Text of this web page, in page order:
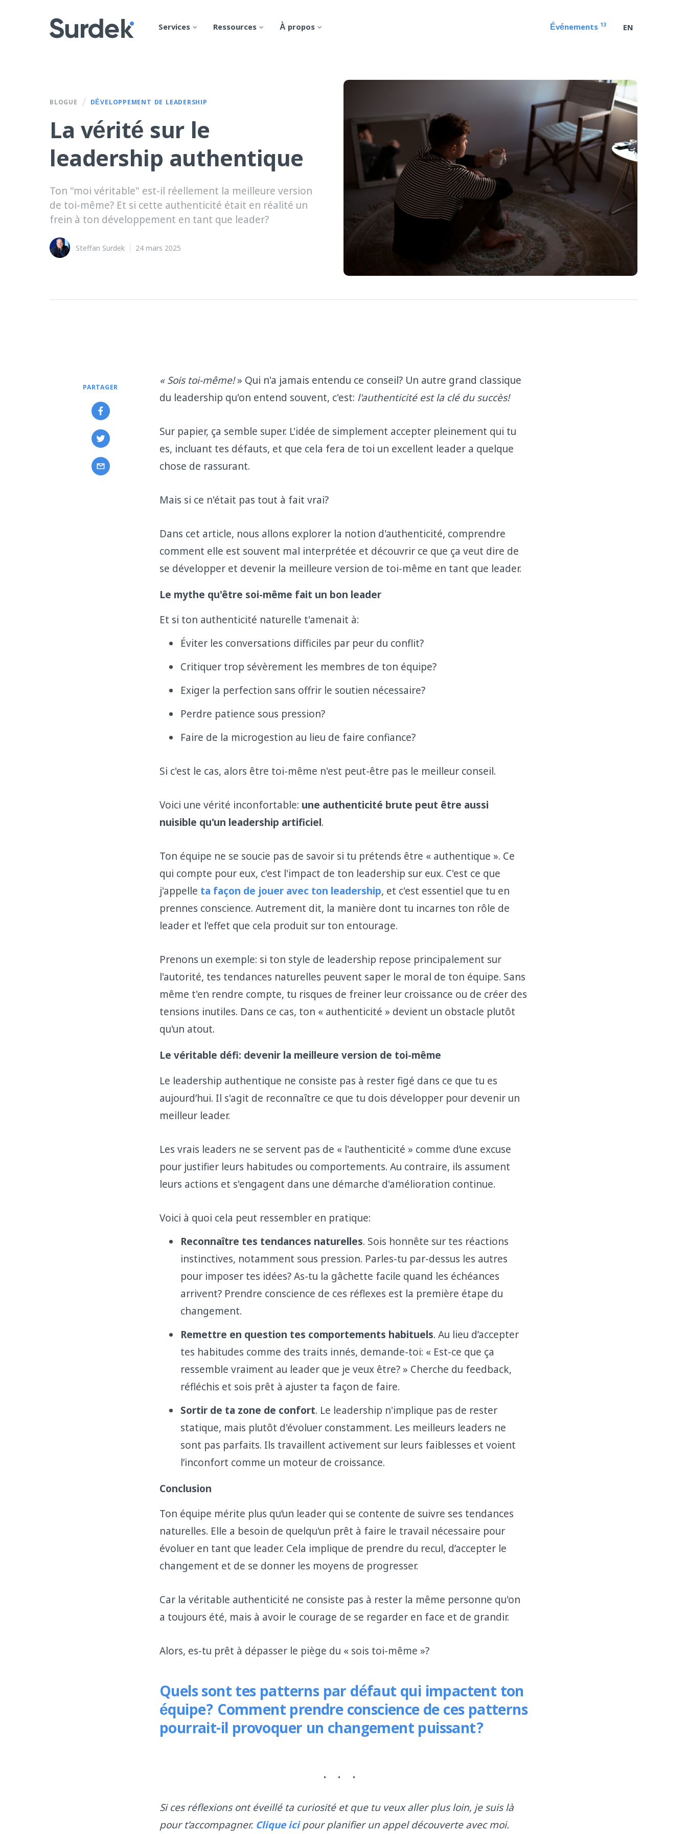
Services Ressources À propos Événements 13 EN
BLOGUE / DÉVELOPPEMENT DE LEADERSHIP
La vérité sur le
leadership authentique
Ton "moi véritable" est-il réellement la meilleure version
de toi-même? Et si cette authenticité était en réalité un
frein à ton développement en tant que leader?
Steffan Surdek 24 mars 2025
« Sois toi-même!» Qui n'a jamais entendu ce conseil? Un autre grand classique
du leadership qu'on entend souvent, c'est: l'authenticité est la clé du succès!
Sur papier, ça semble super. L'idée de simplement accepter pleinement qui tu
es, incluant tes défauts, et que cela fera de toi un excellent leader a quelque
chose de rassurant.
Mais si ce n'était pas tout à fait vrai?
Dans cet article, nous allons explorer la notion d'authenticité, comprendre
comment elle est souvent mal interprétée et découvrir ce que ça veut dire de
se développer et devenir la meilleure version de toi-même en tant que leader.
Le mythe qu'être soi-même fait un bon leader
Et si ton authenticité naturelle t'amenait à:
Éviter les conversations difficiles par peur du conflit?
Critiquer trop sévèrement les membres de ton équipe?
Exiger la perfection sans offrir le soutien nécessaire?
Perdre patience sous pression?
Faire de la microgestion au lieu de faire confiance?
Si c'est le cas, alors être toi-même n'est peut-être pas le meilleur conseil.
Voici une vérité inconfortable: une authenticité brute peut être aussi
nuisible qu'un leadership artificiel.
Ton équipe ne se soucie pas de savoir si tu prétends être « authentique ». Ce
qui compte pour eux, c'est l'impact de ton leadership sur eux. C'est ce que
j'appelle ta façon de jouer avec ton leadership, et c'est essentiel que tu en
prennes conscience. Autrement dit, la manière dont tu incarnes ton rôle de
leader et l'effet que cela produit sur ton entourage.
Prenons un exemple: si ton style de leadership repose principalement sur
l'autorité, tes tendances naturelles peuvent saper le moral de ton équipe. Sans
même t'en rendre compte, tu risques de freiner leur croissance ou de créer des
tensions inutiles. Dans ce cas, ton « authenticité » devient un obstacle plutôt
qu'un atout.
Le véritable défi: devenir la meilleure version de toi-même
Le leadership authentique ne consiste pas à rester figé dans ce que tu es
aujourd’hui. Il s'agit de reconnaître ce que tu dois développer pour devenir un
meilleur leader.
Les vrais leaders ne se servent pas de « l'authenticité » comme d’une excuse
pour justifier leurs habitudes ou comportements. Au contraire, ils assument
leurs actions et s'engagent dans une démarche d'amélioration continue.
Voici à quoi cela peut ressembler en pratique:
Reconnaître tes tendances naturelles. Sois honnête sur tes réactions
instinctives, notamment sous pression. Parles-tu par-dessus les autres
pour imposer tes idées? As-tu la gâchette facile quand les échéances
arrivent? Prendre conscience de ces réflexes est la première étape du
changement.
Remettre en question tes comportements habituels. Au lieu d’accepter
tes habitudes comme des traits innés, demande-toi: « Est-ce que ça
ressemble vraiment au leader que je veux être? » Cherche du feedback,
réfléchis et sois prêt à ajuster ta façon de faire.
Sortir de ta zone de confort. Le leadership n'implique pas de rester
statique, mais plutôt d'évoluer constamment. Les meilleurs leaders ne
sont pas parfaits. Ils travaillent activement sur leurs faiblesses et voient
l’inconfort comme un moteur de croissance.
Conclusion
Ton équipe mérite plus qu’un leader qui se contente de suivre ses tendances
naturelles. Elle a besoin de quelqu'un prêt à faire le travail nécessaire pour
évoluer en tant que leader. Cela implique de prendre du recul, d’accepter le
changement et de se donner les moyens de progresser.
Car la véritable authenticité ne consiste pas à rester la même personne qu'on
a toujours été, mais à avoir le courage de se regarder en face et de grandir.
Alors, es-tu prêt à dépasser le piège du « sois toi-même »?
Quels sont tes patterns par défaut qui impactent ton
équipe? Comment prendre conscience de ces patterns
pourrait-il provoquer un changement puissant?
Si ces réflexions ont éveillé ta curiosité et que tu veux aller plus loin, je suis là
pour t’accompagner. Clique icipour planifier un appel découverte avec moi.
PARTAGER